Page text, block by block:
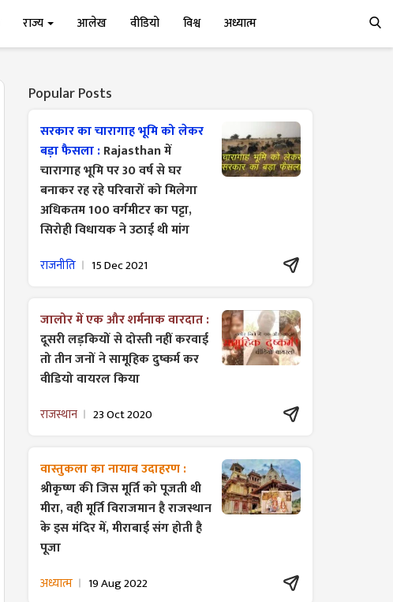
राज्य आलेख वीडियो विश्व अध्यात्म
Popular Posts
सरकार का चारागाह भूमि को लेकर
बड़ा फैसला :Rajasthan में
चारागाह भूमि पर 30 वर्ष से घर
बनाकर रह रहे परिवारों को मिलेगा
अधिकतम 100 वर्गमीटर का पट्टा,
सिरोही विधायक ने उठाई थी मांग
राजनीति 15 Dec 2021
जालोर में एक और शर्मनाक वारदात :
दूसरी लड़कियों से दोस्ती नहीं करवाई
तो तीन जनों ने सामूहिक दुष्कर्म कर
वीडियो वायरल किया
राजस्थान 23 Oct 2020
वास्तुकला का नायाब उदाहरण :
श्रीकृष्ण की जिस मूर्ति को पूजती थी
मीरा, वही मूर्ति विराजमान है राजस्थान
के इस मंदिर में, मीराबाई संग होती है
पूजा
अध्यात्म 19 Aug 2022